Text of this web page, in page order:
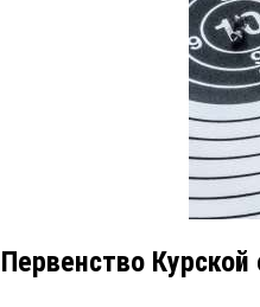
Первенство